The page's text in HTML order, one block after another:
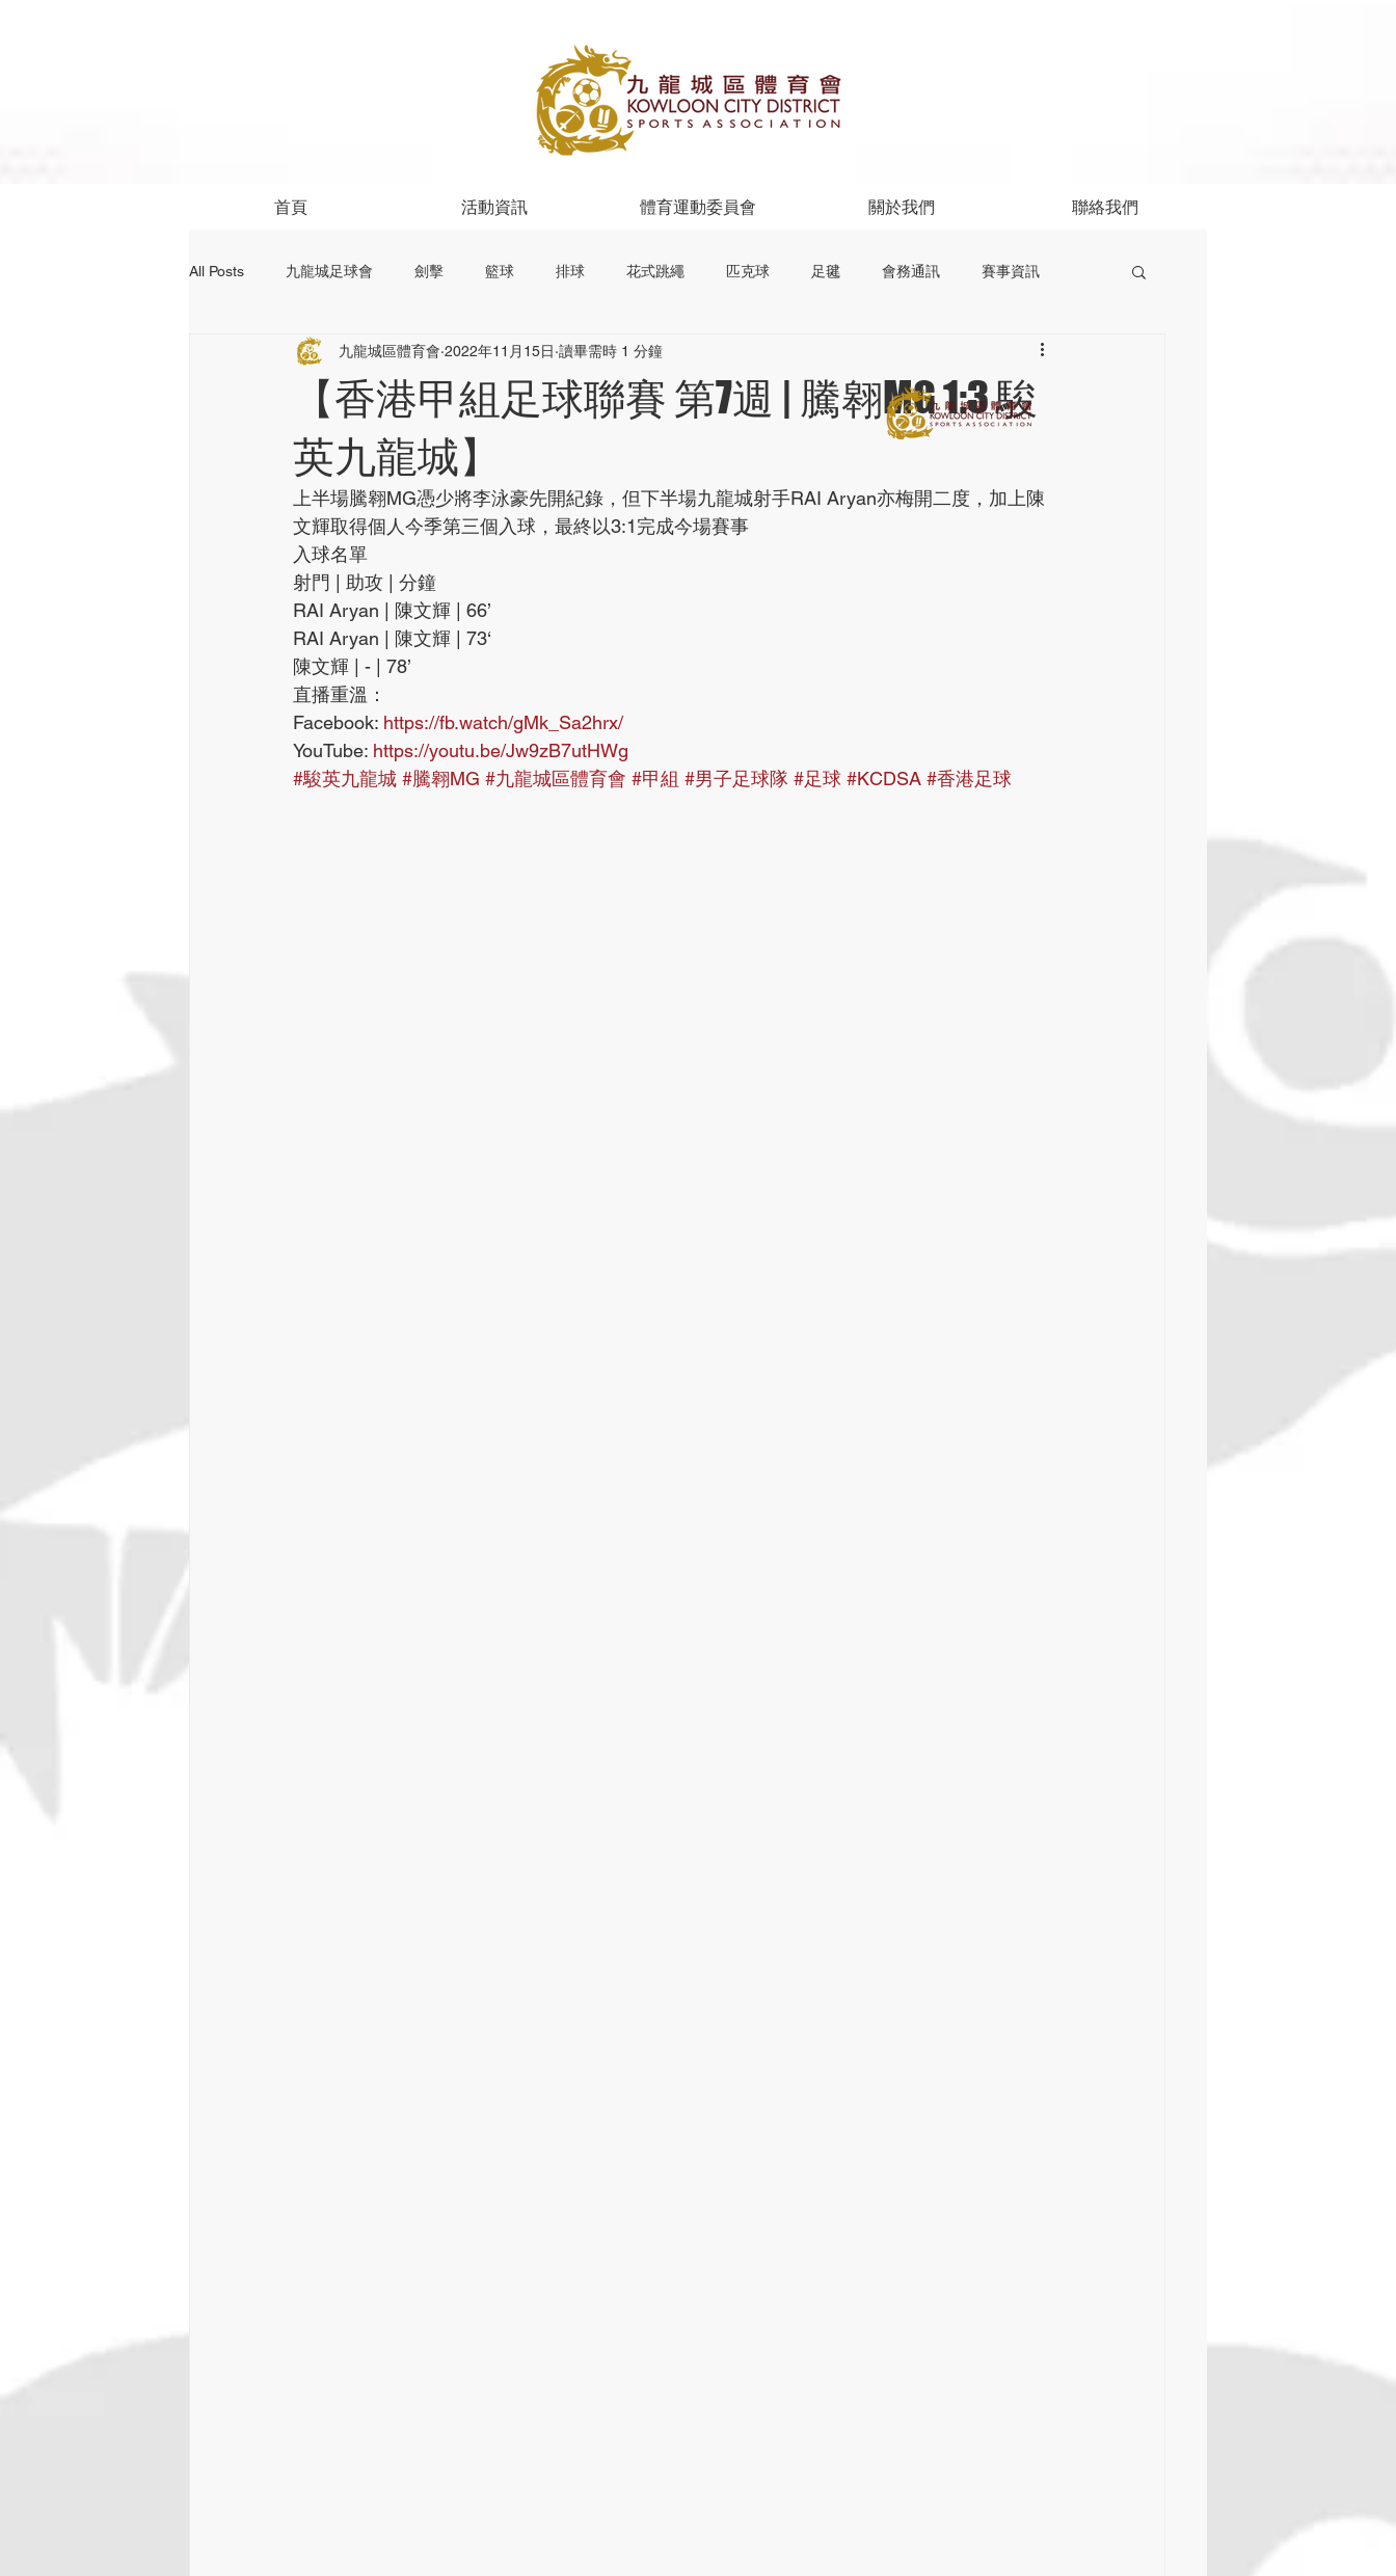
首頁 活動資訊 體育運動委員會 關於我們 聯絡我們
All Posts 九龍城足球會 劍擊 籃球 排球 花式跳繩 匹克球 足毽 會務通訊 賽事資訊
24前足球資訊
【香港甲組足球聯賽 第7週 | 騰翱MG 1:3 駿
英九龍城】
九龍城區體育會 2022年11月15日 讀畢需時 1 分鐘
上半場騰翱MG憑少將李泳豪先開紀錄，但下半場九龍城射手RAI Aryan亦梅開二度，加上陳
文輝取得個人今季第三個入球，最終以3:1完成今場賽事
入球名單
射門 | 助攻 | 分鐘
RAI Aryan | 陳文輝 | 66’
RAI Aryan | 陳文輝 | 73‘
陳文輝 | - | 78’
直播重溫：
Facebook: https://fb.watch/gMk_Sa2hrx/
YouTube: https://youtu.be/Jw9zB7utHWg
#駿英九龍城 #騰翱MG #九龍城區體育會 #甲組 #男子足球隊 #足球 #KCDSA #香港足球